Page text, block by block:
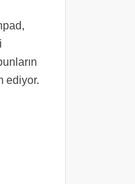
ediyor.